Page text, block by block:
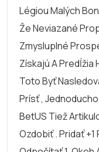
Légiou Malých
Že Neviazané
Zmysluplné
Získajú A Predĺžia
Toto Byť
Prísť ,
BetUS Tiež
Ozdobiť . Pridať